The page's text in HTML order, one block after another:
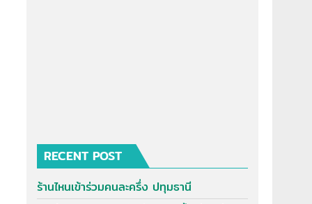
RECENT POST
ร้านไหนเข้าร่วมคนละครึ่ง ปทุมธานี